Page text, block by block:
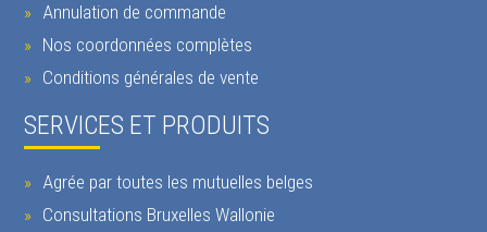
Annulation de commande
Nos coordonnées complètes
Conditions générales de vente
SERVICES ET PRODUITS
Agrée par toutes les mutuelles belges
Consultations Bruxelles Wallonie